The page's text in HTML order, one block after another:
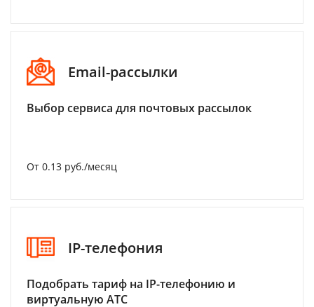
Email-рассылки
Выбор сервиса для почтовых рассылок
От 0.13 руб./месяц
IP-телефония
Подобрать тариф на IP-телефонию и
виртуальную АТС